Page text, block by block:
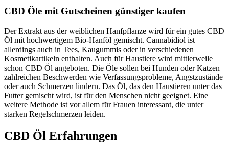
CBD Öle mit Gutscheinen günstiger kaufen
Der Extrakt aus der weiblichen Hanfpflanze wird für ein gutes CBD
Öl mit hochwertigem Bio-Hanföl gemischt. Cannabidiol ist
allerdings auch in Tees, Kaugummis oder in verschiedenen
Kosmetikartikeln enthalten. Auch für Haustiere wird mittlerweile
schon CBD Öl angeboten. Die Öle sollen bei Hunden oder Katzen
zahlreichen Beschwerden wie Verfassungsprobleme, Angstzustände
oder auch Schmerzen lindern. Das Öl, das den Haustieren unter das
Futter gemischt wird, ist für den Menschen nicht geeignet. Eine
weitere Methode ist vor allem für Frauen interessant, die unter
starken Regelschmerzen leiden.
CBD Öl Erfahrungen